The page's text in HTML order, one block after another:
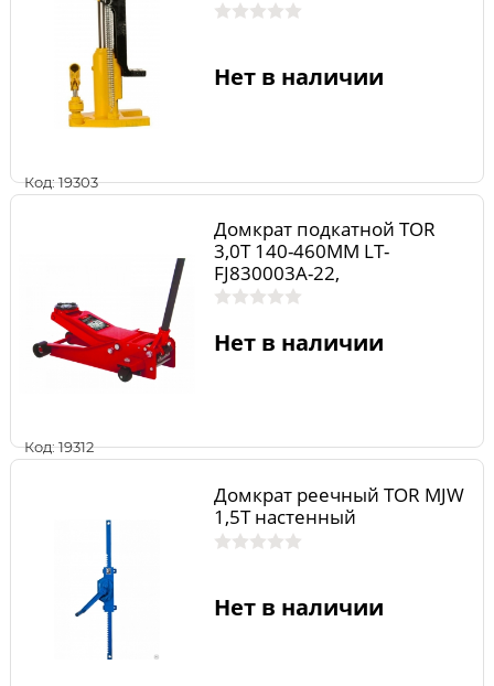
Код: 19303
Нет в наличии
Код: 19312
Домкрат подкатной TOR
3,0Т 140-460MM LT-
FJ830003A-22,
Нет в наличии
Домкрат реечный TOR MJW
1,5Т настенный
Нет в наличии